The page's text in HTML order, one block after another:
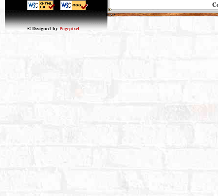
© Designed byPagepixel